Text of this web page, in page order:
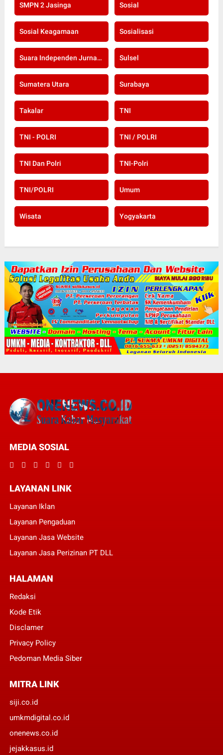
SMPN 2 Jasinga Sosial
Sosial Keagamaan Sosialisasi
Suara Independen Jurnalis Indonesia Sulsel
Sumatera Utara Surabaya
Takalar TNI
TNI - POLRI TNI / POLRI
TNI Dan Polri TNI-Polri
TNI/POLRI Umum
Wisata Yogyakarta
MEDIA SOSIAL
LAYANAN LINK
Layanan Iklan
Layanan Pengaduan
Layanan Jasa Website
Layanan Jasa Perizinan PT DLL
HALAMAN
Redaksi
Kode Etik
Disclamer
Privacy Policy
Pedoman Media Siber
MITRA LINK
siji.co.id
umkmdigital.co.id
onenews.co.id
jejakkasus.id